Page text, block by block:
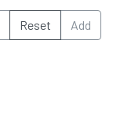
Reset Add